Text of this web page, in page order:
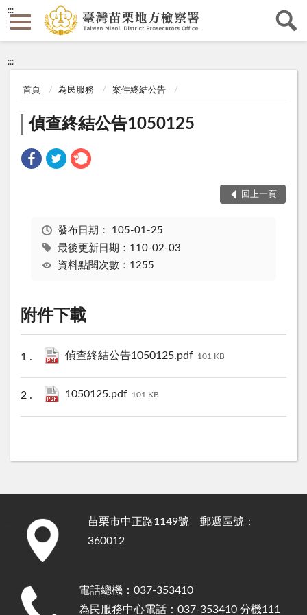
:::
:::
首頁 為民服務 案件終結公告
偵查終結公告1050125
回上一頁
發布日期： 105-01-25
最後更新日期：110-02-03
資料點閱次數：1255
附件下載
偵查終結公告1050125.pdf 101 KB
1050125.pdf 101 KB
苗栗市中正路1149號 郵遞區號：
360012
電話總機：037-353410
為民服務中心電話：037-353410 分機111